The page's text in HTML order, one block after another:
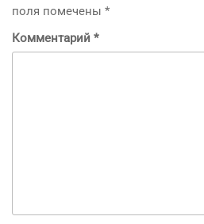
поля помечены *
Комментарий *